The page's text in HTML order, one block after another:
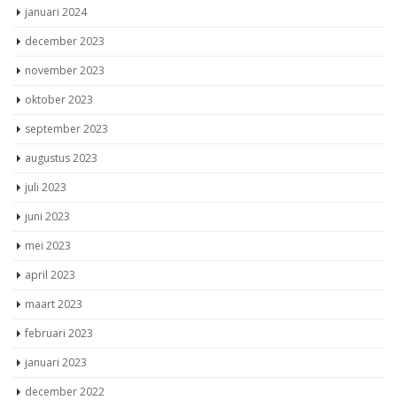
januari 2024
december 2023
november 2023
oktober 2023
september 2023
augustus 2023
juli 2023
juni 2023
mei 2023
april 2023
maart 2023
februari 2023
januari 2023
december 2022